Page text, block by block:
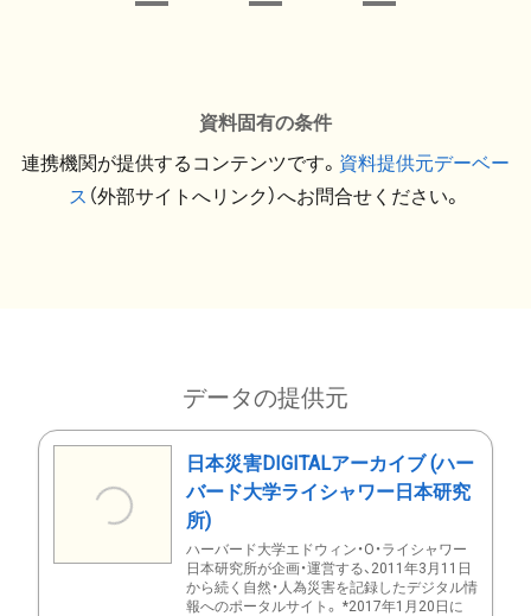
資料固有の条件
連携機関が提供するコンテンツです。 資料提供元デーベー
ス （外部サイトへリンク）へお問合せください。
データの提供元
日本災害DIGITALアーカイブ (ハー
バード大学ライシャワー日本研究
所)
ハーバード大学エドウィン・O・ライシャワー
日本研究所が企画・運営する、2011年3月11日
から続く自然・人為災害を記録したデジタル情
報へのポータルサイト。 *2017年1月20日に